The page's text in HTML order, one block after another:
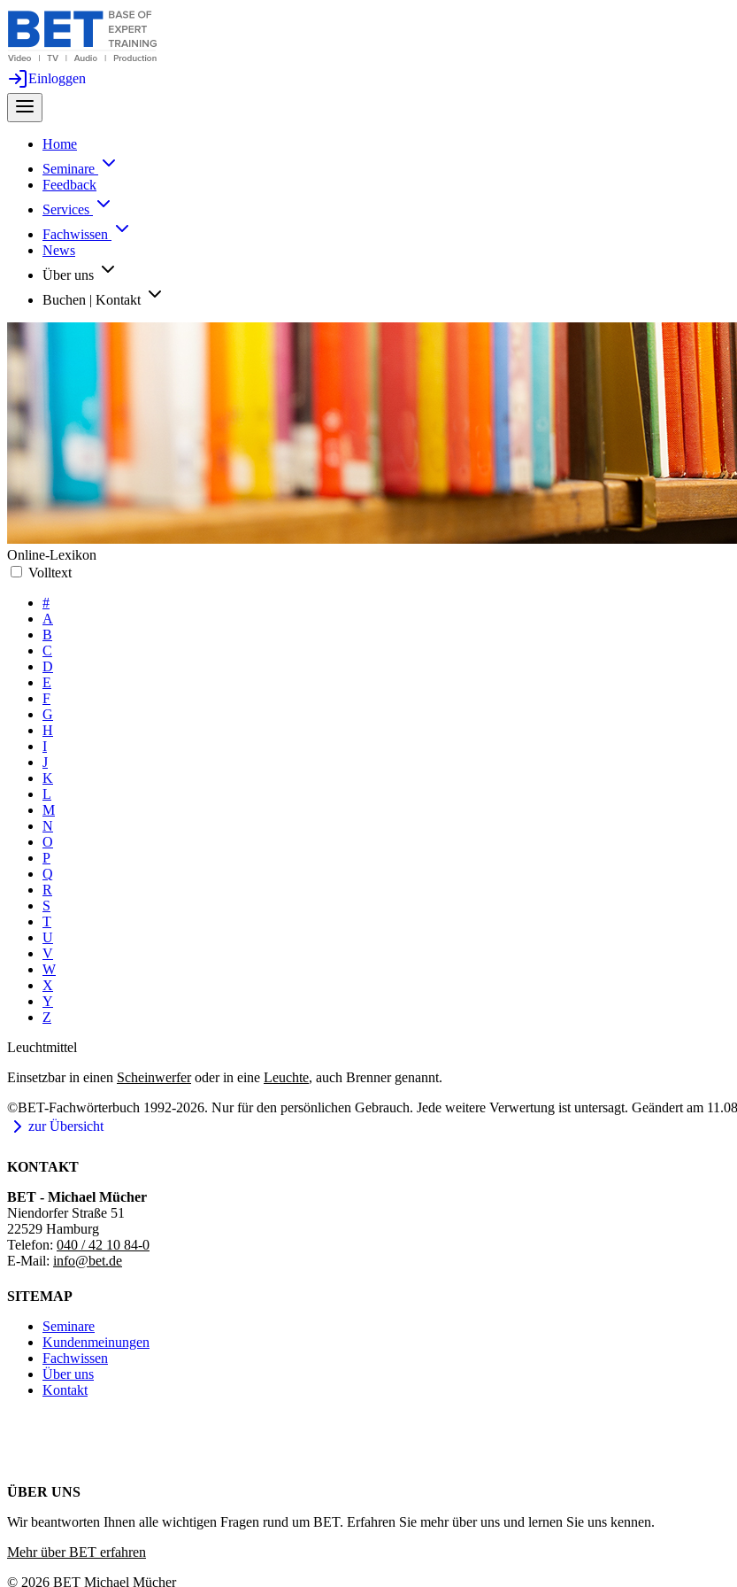
Einloggen
Home
Seminare
Feedback
Services
Fachwissen
News
Über uns
Buchen | Kontakt
Online-Lexikon
Volltext
#
A
B
C
D
E
F
G
H
I
J
K
L
M
N
O
P
Q
R
S
T
U
V
W
X
Y
Z
Leuchtmittel
Einsetzbar in einen Scheinwerferoder in eine Leuchte, auch Brenner genannt.
©BET-Fachwörterbuch 1992-2026. Nur für den persönlichen Gebrauch. Jede weitere Verwertung ist untersagt. Geändert am
zur Übersicht
KONTAKT
BET - Michael Mücher
Niendorfer Straße 51
22529 Hamburg
Telefon: 040 / 42 10 84-0
E-Mail: info@bet.de
SITEMAP
Seminare
Kundenmeinungen
Fachwissen
Über uns
Kontakt
ÜBER UNS
Wir beantworten Ihnen alle wichtigen Fragen rund um BET. Erfahren Sie mehr über uns und lernen Sie uns kennen.
Mehr über BET erfahren
© 2026 BET Michael Mücher